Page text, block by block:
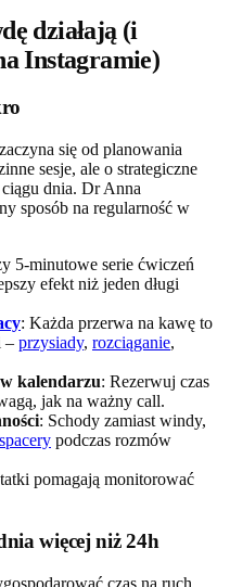
działają (i
Instagramie)
się od planowania
sesje, ale o strategiczne
dnia. Dr Anna
sposób na regularność w
5-minutowe serie ćwiczeń
efekt niż jeden długi
: Każda przerwa na kawę to
– przysiady, rozciąganie,
kalendarzu: Rezerwuj czas
jak na ważny call.
: Schody zamiast windy,
spacery podczas rozmów
pomagają monitorować
więcej niż 24h
czas na ruch